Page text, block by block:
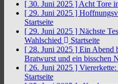
[ 30. Juni 2025 ] Acht Tore
[ 29. Juni 2025 ]
Startseite
[ 29. Juni 2025 ] Nächste
Wahlschied
Startseite
[ 28. Juni 2025 ] Ein Abend
Bratwurst und ein bisschen
[ 26. Juni 2025 ]
Startseite